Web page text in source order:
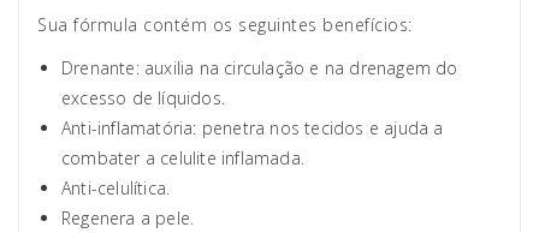
Sua fórmula contém os seguintes benefícios:
Drenante: auxilia na circulação e na drenagem do
excesso de líquidos.
Anti-inflamatória: penetra nos tecidos e ajuda a
combater a celulite inflamada.
Anti-celulítica.
Regenera a pele.